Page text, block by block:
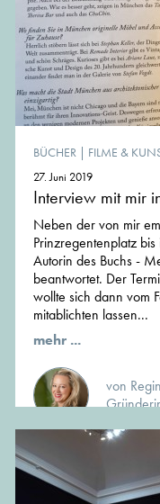
BÜCHER | FILME &
27. Juni 2019
Interview mit mir
Neben der von mir
Prinzregentenplatz
Autorin des Buchs -
beantwortet. Der
wollte sich dann vom
mitablichten lassen...
mehr ...
von